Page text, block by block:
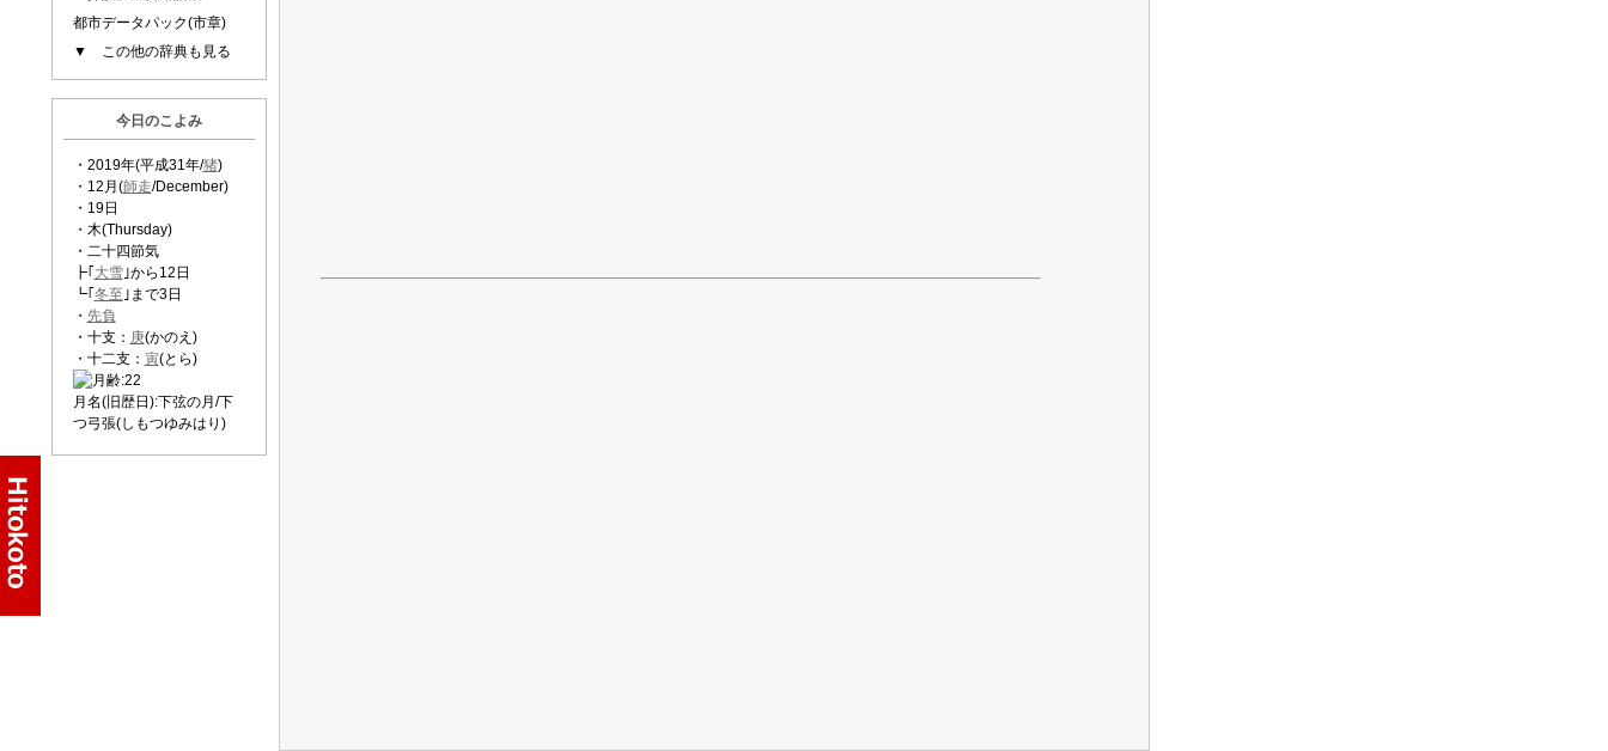
都市データパック(市章)
▼ この他の辞典も見る
今日のこよみ
・2019年(平成31年/猪)
・12月(師走/December)
・19日
・木(Thursday)
・二十四節気
┣｢ 大雪｣から12日
┗｢ 冬至 ｣まで3日
・ 先負
・十支： 庚(かのえ)
・十二支： 寅(とら)
月名(旧歴日):下弦の月/下
つ弓張(しもつゆみはり)